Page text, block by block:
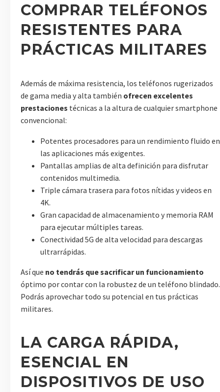
COMPRAR TELÉFONOS
RESISTENTES PARA
PRÁCTICAS MILITARES
Además de máxima resistencia, los teléfonos rugerizados
de gama media y alta también ofrecen excelentes
prestaciones técnicas a la altura de cualquier smartphone
convencional:
Potentes procesadores para un rendimiento fluido en
las aplicaciones más exigentes.
Pantallas amplias de alta definición para disfrutar
contenidos multimedia.
Triple cámara trasera para fotos nítidas y videos en
4K.
Gran capacidad de almacenamiento y memoria RAM
para ejecutar múltiples tareas.
Conectividad 5G de alta velocidad para descargas
ultrarrápidas.
Así que no tendrás que sacrificar un funcionamiento
óptimo por contar con la robustez de un teléfono blindado.
Podrás aprovechar todo su potencial en tus prácticas
militares.
LA CARGA RÁPIDA,
ESENCIAL EN
DISPOSITIVOS DE USO